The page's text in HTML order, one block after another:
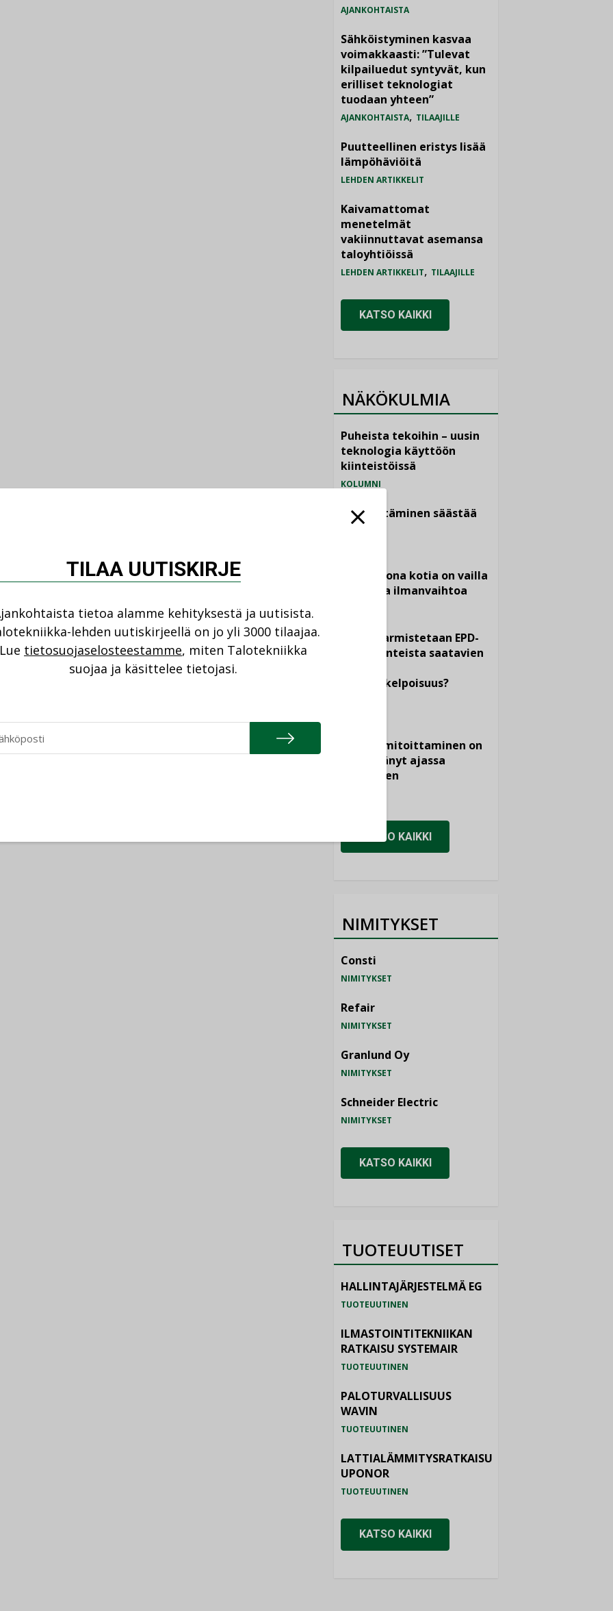
AJANKOHTAISTA
Sähköistyminen kasvaa
voimakkaasti: ”Tulevat
kilpailuedut syntyvät, kun
erilliset teknologiat
tuodaan yhteen”
AJANKOHTAISTA, TILAAJILLE
Puutteellinen eristys lisää
lämpöhäviöitä
LEHDEN ARTIKKELIT
Kaivamattomat
menetelmät
vakiinnuttavat asemansa
taloyhtiöissä
LEHDEN ARTIKKELIT, TILAAJILLE
KATSO KAIKKI
NÄKÖKULMIA
Puheista tekoihin – uusin
teknologia käyttöön
kiinteistöissä
KOLUMNI
Sähköistäminen säästää
euroja
Yli miljoona kotia on vailla
toimivaa ilmanvaihtoa
Miten varmistetaan EPD-
dokumenteista saatavien
vertailukelpoisuus?
viemärimitoittaminen on
jämähtänyt ajassa
paikalleen
KATSO KAIKKI
NIMITYKSET
Consti
NIMITYKSET
Refair
NIMITYKSET
Granlund Oy
NIMITYKSET
Schneider Electric
NIMITYKSET
KATSO KAIKKI
TUOTEUUTISET
HALLINTAJÄRJESTELMÄ EG
TUOTEUUTINEN
ILMASTOINTITEKNIIKAN
RATKAISU SYSTEMAIR
TUOTEUUTINEN
PALOTURVALLISUUS
WAVIN
TUOTEUUTINEN
LATTIALÄMMITYSRATKAISU
UPONOR
TUOTEUUTINEN
KATSO KAIKKI
TILAA UUTISKIRJE
tietoa alamme kehityksestä ja uutisista.
lehden uutiskirjeellä on jo yli 3000 tilaajaa.
Lue tietosuojaselosteestamme, miten Talotekniikka
suojaa ja käsittelee tietojasi.